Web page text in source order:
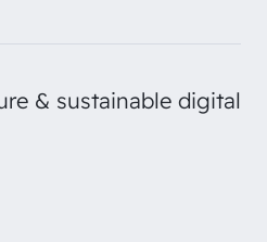
& sustainable digital